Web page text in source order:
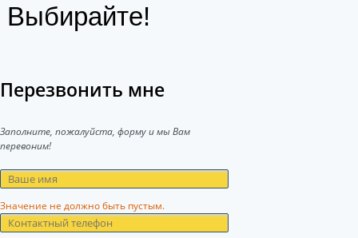
Выбирайте!
Перезвонить мне
Заполните, пожалуйста, форму и мы Вам
перевоним!
Значение не должно быть пустым.